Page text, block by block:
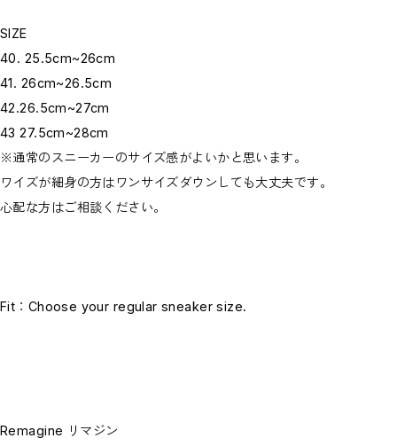
SIZE
40. 25.5cm~26cm
41. 26cm~26.5cm
42.26.5cm~27cm
43 27.5cm~28cm
※通常のスニーカーのサイズ感がよいかと思います。
ワイズが細身の方はワンサイズダウンしても大丈夫です。
心配な方はご相談ください。
Fit：Choose your regular sneaker size.
Remagine リマジン